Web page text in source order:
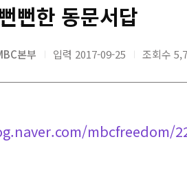
뻔한 동문서답
본부 입력 2017-09-25 조회수
mbcfreedom/